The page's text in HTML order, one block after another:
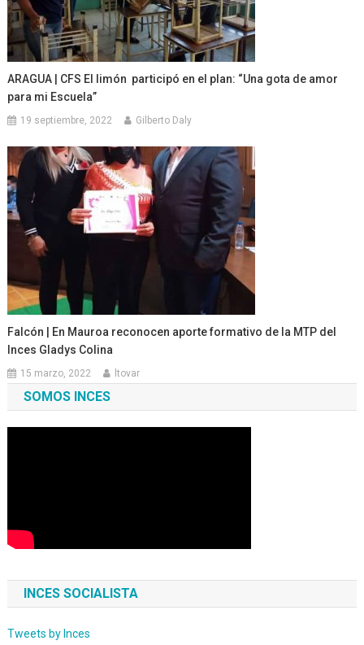
ARAGUA | CFS El limón participó en el plan: “Una gota de amor
para mi Escuela”
19 septiembre, 2022 Gilberto Daly
Falcón | En Mauroa reconocen aporte formativo de la MTP del
Inces Gladys Colina
15 marzo, 2022 ltovar
SOMOS INCES
INCES SOCIALISTA
Tweets by Inces